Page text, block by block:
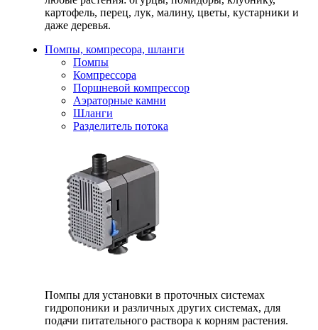
картофель, перец, лук, малину, цветы, кустарники и
даже деревья.
Помпы, компресора, шланги
Помпы
Компрессора
Поршневой компрессор
Аэраторные камни
Шланги
Разделитель потока
Помпы для установки в проточных системах
гидропоники и различных других системах, для
подачи питательного раствора к корням растения.